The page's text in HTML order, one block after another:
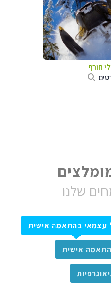
חורף
שלנו
עצמאי בהתאמה אישית
אישית